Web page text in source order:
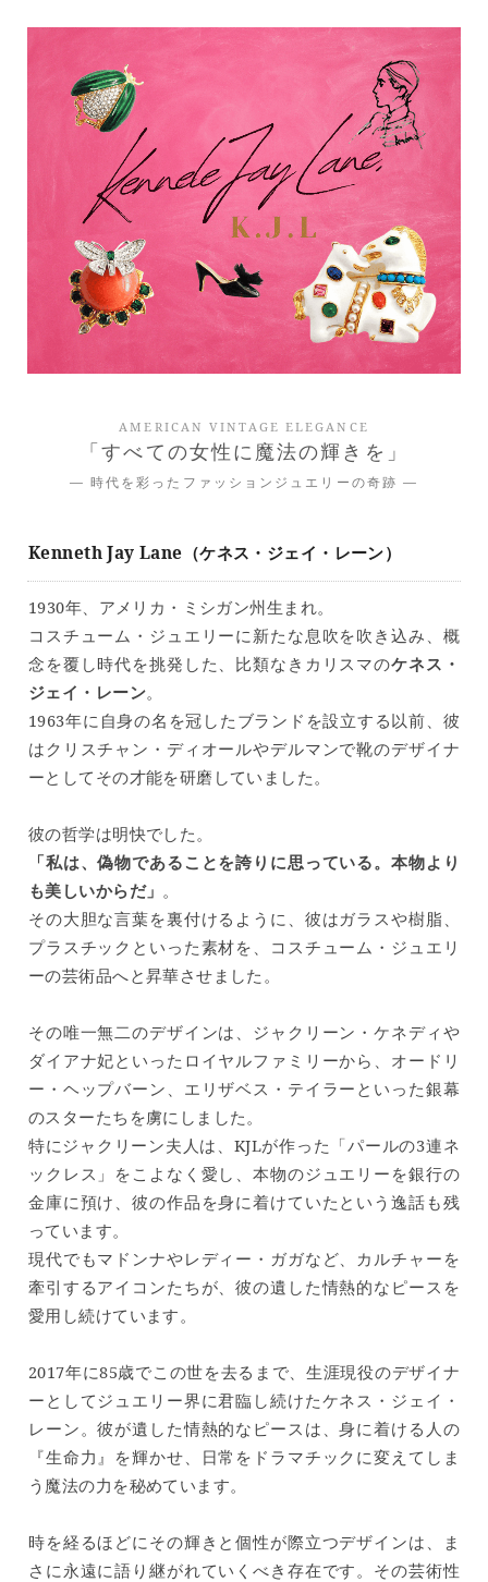
AMERICAN VINTAGE ELEGANCE
「すべての女性に魔法の輝きを」
― 時代を彩ったファッションジュエリーの奇跡 ―
Kenneth Jay Lane（ケネス・ジェイ・レーン）
1930年、アメリカ・ミシガン州生まれ。
コスチューム・ジュエリーに新たな息吹を吹き込み、概
念を覆し時代を挑発した、比類なきカリスマのケネス・
ジェイ・レーン。
1963年に自身の名を冠したブランドを設立する以前、彼
はクリスチャン・ディオールやデルマンで靴のデザイナ
ーとしてその才能を研磨していました。
彼の哲学は明快でした。
「私は、偽物であることを誇りに思っている。本物より
も美しいからだ」 。
その大胆な言葉を裏付けるように、彼はガラスや樹脂、
プラスチックといった素材を、コスチューム・ジュエリ
ーの芸術品へと昇華させました。
その唯一無二のデザインは、ジャクリーン・ケネディや
ダイアナ妃といったロイヤルファミリーから、オードリ
ー・ヘップバーン、エリザベス・テイラーといった銀幕
のスターたちを虜にしました。
特にジャクリーン夫人は、KJLが作った「パールの3連ネ
ックレス」をこよなく愛し、本物のジュエリーを銀行の
金庫に預け、彼の作品を身に着けていたという逸話も残
っています。
現代でもマドンナやレディー・ガガなど、カルチャーを
牽引するアイコンたちが、彼の遺した情熱的なピースを
愛用し続けています。
2017年に85歳でこの世を去るまで、生涯現役のデザイナ
ーとしてジュエリー界に君臨し続けたケネス・ジェイ・
レーン。彼が遺した情熱的なピースは、身に着ける人の
『生命力』を輝かせ、日常をドラマチックに変えてしま
う魔法の力を秘めています。
時を経るほどにその輝きと個性が際立つデザインは、ま
さに永遠に語り継がれていくべき存在です。その芸術性